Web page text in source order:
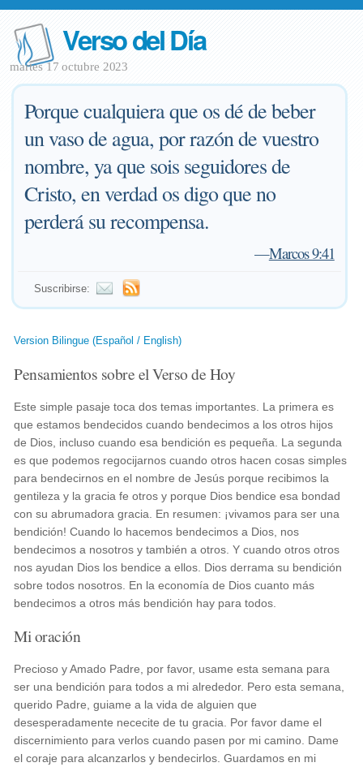
Verso del Día
martes 17 octubre 2023
Porque cualquiera que os dé de beber
un vaso de agua, por razón de vuestro
nombre, ya que sois seguidores de
Cristo, en verdad os digo que no
perderá su recompensa.
—Marcos 9:41
Suscribirse:
Version Bilingue (Español / English)
Pensamientos sobre el Verso de Hoy
Este simple pasaje toca dos temas importantes. La primera es
que estamos bendecidos cuando bendecimos a los otros hijos
de Dios, incluso cuando esa bendición es pequeña. La segunda
es que podemos regocijarnos cuando otros hacen cosas simples
para bendecirnos en el nombre de Jesús porque recibimos la
gentileza y la gracia fe otros y porque Dios bendice esa bondad
con su abrumadora gracia. En resumen: ¡vivamos para ser una
bendición! Cuando lo hacemos bendecimos a Dios, nos
bendecimos a nosotros y también a otros. Y cuando otros otros
nos ayudan Dios los bendice a ellos. Dios derrama su bendición
sobre todos nosotros. En la economía de Dios cuanto más
bendecimos a otros más bendición hay para todos.
Mi oración
Precioso y Amado Padre, por favor, usame esta semana para
ser una bendición para todos a mi alrededor. Pero esta semana,
querido Padre, guiame a la vida de alguien que
desesperadamente nececite de tu gracia. Por favor dame el
discernimiento para verlos cuando pasen por mi camino. Dame
el coraje para alcanzarlos y bendecirlos. Guardamos en mi